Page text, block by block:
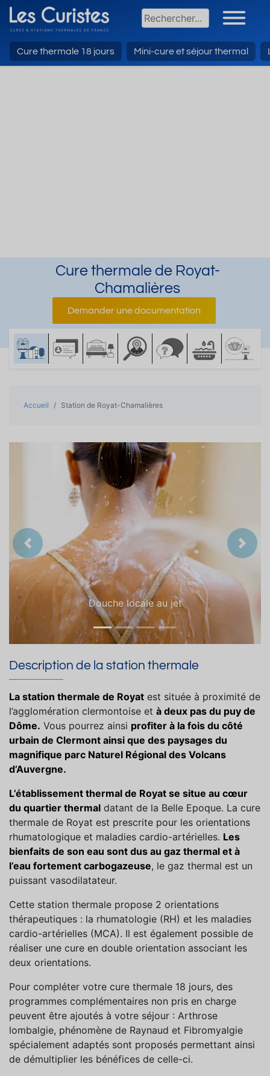
Cure thermale 18 jours Mini-cure et séjour thermal
Cure thermale de Royat-
Chamalières
Demander une documentation
Accueil Station de Royat-Chamalières
Douche locale au jet
Précedent
Description de la station thermale
La station thermale de Royat est située à proximité de
l’agglomération clermontoise et à deux pas du puy de
Dôme. Vous pourrez ainsi profiter à la fois du côté
urbain de Clermont ainsi que des paysages du
magnifique parc Naturel Régional des Volcans
d’Auvergne.
L’établissement thermal de Royat se situe au cœur
du quartier thermal datant de la Belle Epoque. La cure
thermale de Royat est prescrite pour les orientations
rhumatologique et maladies cardio-artérielles. Les
bienfaits de son eau sont dus au gaz thermal et à
l’eau fortement carbogazeuse, le gaz thermal est un
puissant vasodilatateur.
Cette station thermale propose 2 orientations
thérapeutiques : la rhumatologie (RH) et les maladies
cardio-artérielles (MCA). Il est également possible de
réaliser une cure en double orientation associant les
deux orientations.
Pour compléter votre cure thermale 18 jours, des
programmes complémentaires non pris en charge
peuvent être ajoutés à votre séjour : Arthrose
lombalgie, phénomène de Raynaud et Fibromyalgie
spécialement adaptés sont proposés permettant ainsi
de démultiplier les bénéfices de celle-ci.